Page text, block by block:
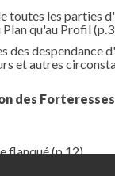
toutes les parties
qu'au Profil
des despendance
et autres
des Forteresses
flanqué(p.12)